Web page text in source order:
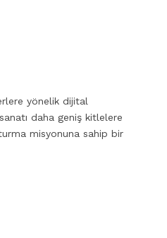
yönelik dijital
daha geniş kitlelere
misyonuna sahip bir